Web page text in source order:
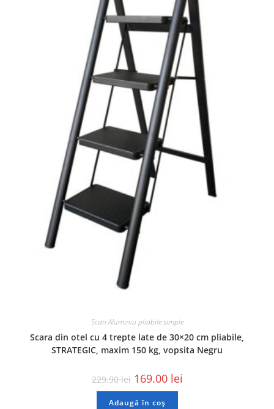
Scari Aluminiu pliabile simple
Scara din otel cu 4 trepte late de 30×20 cm pliabile,
STRATEGIC, maxim 150 kg, vopsita Negru
229.90lei 169.00 lei
Adaugă în coș